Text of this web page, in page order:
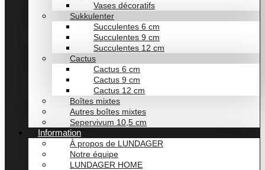
Vases décoratifs
Sukkulenter
Succulentes 6 cm
Succulentes 9 cm
Succulentes 12 cm
Cactus
Cactus 6 cm
Cactus 9 cm
Cactus 12 cm
Boîtes mixtes
Autres boîtes mixtes
Sepervivum 10,5 cm
Information
À propos de LUNDAGER
Notre équipe
LUNDAGER HOME